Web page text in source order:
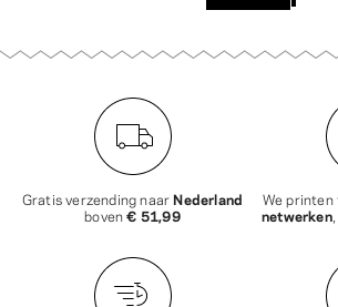
Gratis verzending naar Nederland
boven€ 51,99
We printen
netwerken